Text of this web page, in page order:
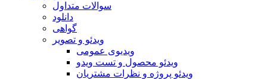
سوالات متداول
دانلود
گواهی
ویدئو و تصویر
ویدیوی عمومی
ویدئو محصول و تست ویدو
ویدئو پروژه و نظرات مشتریان